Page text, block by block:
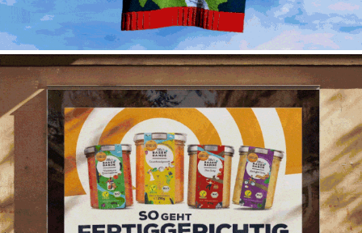
Ellas Basenbande
2020